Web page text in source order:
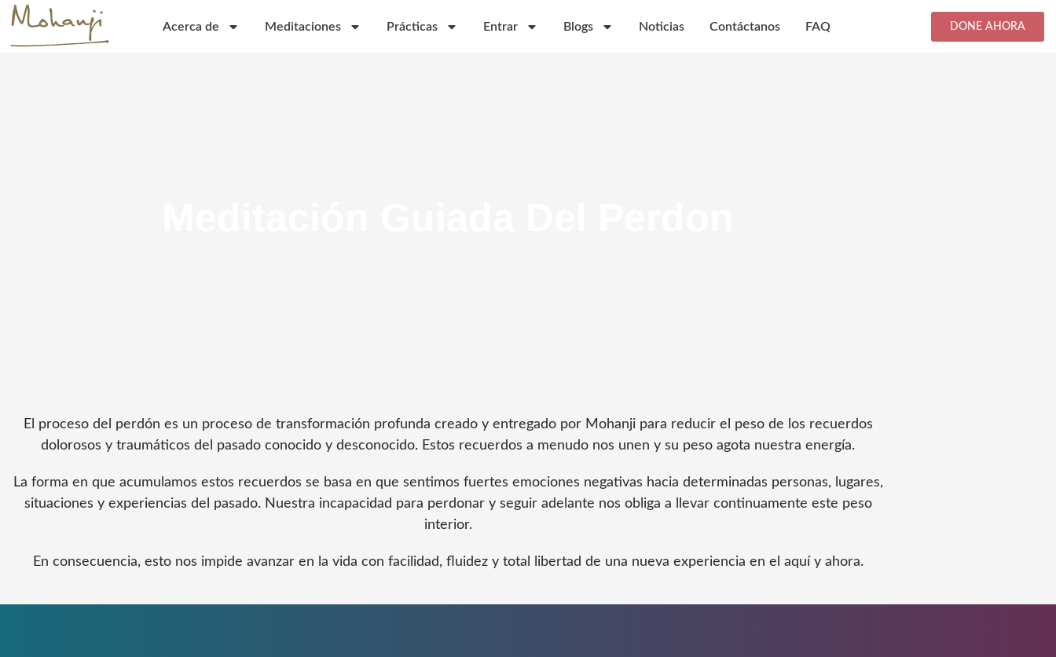
Skip
content
Acerca de Meditaciones Prácticas Entrar Blogs Noticias Contáctanos FAQ DONE AHORA
El proceso del perdón es un proceso de transformación profunda creado y entregado por Mohanji para reducir el peso de los recuerdos
dolorosos y traumáticos del pasado conocido y desconocido. Estos recuerdos a menudo nos unen y su peso agota nuestra energía.
La forma en que acumulamos estos recuerdos se basa en que sentimos fuertes emociones negativas hacia determinadas personas, lugares,
situaciones y experiencias del pasado. Nuestra incapacidad para perdonar y seguir adelante nos obliga a llevar continuamente este peso
interior.
En consecuencia, esto nos impide avanzar en la vida con facilidad, fluidez y total libertad de una nueva experiencia en el aquí y ahora.